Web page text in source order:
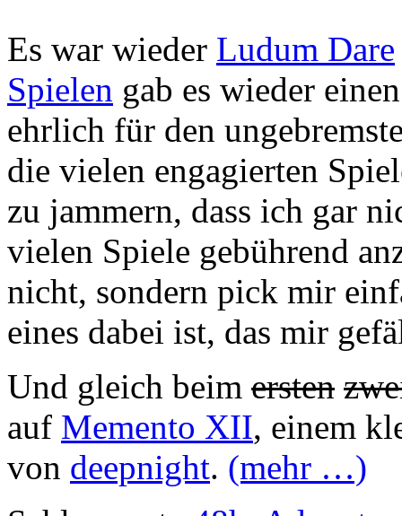
Es war wieder Ludum Dare
Spielen gab es wieder
ehrlich für den
die vielen engagierten
zu jammern, dass ich gar
vielen Spiele gebührend
nicht, sondern pick mir
eines dabei ist, das mir
Und gleich beim ersten
auf Memento XII, einem
von deepnight. (mehr …)